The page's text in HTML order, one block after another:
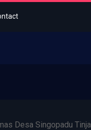
Desa Singopadu